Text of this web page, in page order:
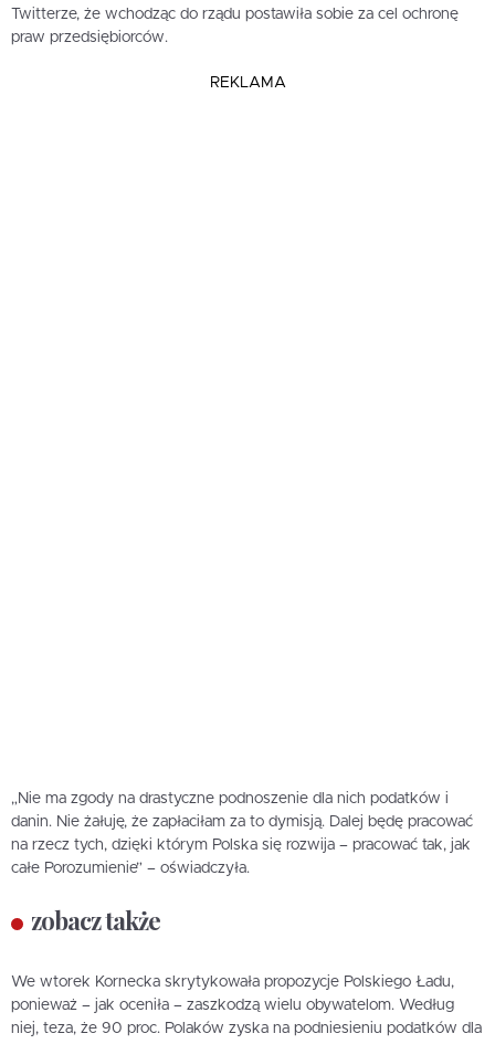
Twitterze, że wchodząc do rządu postawiła sobie za cel ochronę
praw przedsiębiorców.
REKLAMA
„Nie ma zgody na drastyczne podnoszenie dla nich podatków i
danin. Nie żałuję, że zapłaciłam za to dymisją. Dalej będę pracować
na rzecz tych, dzięki którym Polska się rozwija – pracować tak, jak
całe Porozumienie” – oświadczyła.
zobacz także
We wtorek Kornecka skrytykowała propozycje Polskiego Ładu,
ponieważ – jak oceniła – zaszkodzą wielu obywatelom. Według
niej, teza, że 90 proc. Polaków zyska na podniesieniu podatków dla